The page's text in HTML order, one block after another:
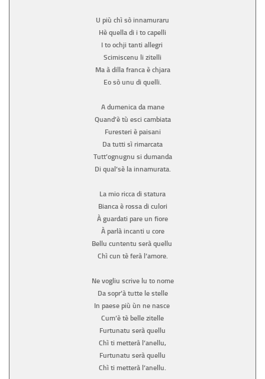
U più chì sò innamuraru
Hè quella di i to capelli
I to ochji tanti allegri
Scimiscenu li zitelli
Ma à dilla franca è chjara
Eo sò unu di quelli.
A dumenica da mane
Quand’è tù esci cambiata
Furesteri è paisani
Da tutti sì rimarcata
Tutt’ognugnu si dumanda
Di qual’sè la innamurata.
La mio ricca di statura
Bianca è rossa di culori
À guardati pare un fiore
À parlà incanti u core
Bellu cuntentu serà quellu
Chì cun tè ferà l’amore.
Ne vogliu scrive lu to nome
Da sopr’à tutte le stelle
In paese più ùn ne nasce
Cum’è tè belle zitelle
Furtunatu serà quellu
Chì ti metterà l’anellu,
Furtunatu serà quellu
Chì ti metterà l’anellu.